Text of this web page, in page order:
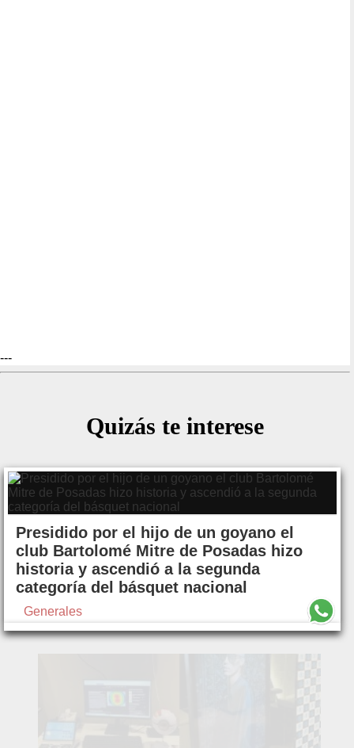
---
Quizás te interese
Presidido por el hijo de un goyano el
club Bartolomé Mitre de Posadas hizo
historia y ascendió a la segunda
categoría del básquet nacional
Generales